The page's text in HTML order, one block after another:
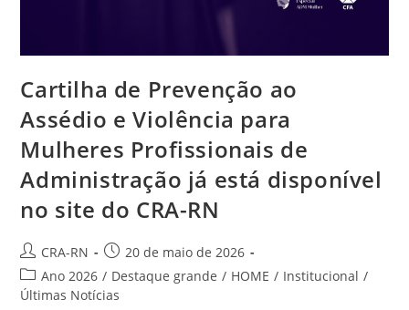
Cartilha de Prevenção ao
Assédio e Violência para
Mulheres Profissionais de
Administração já está disponível
no site do CRA-RN
Autor
do
post:
CRA-RN
Post
publicado:
20 de maio de 2026
Categoria
do
Ano 2026 / Destaque grande / HOME / Institucional /
Últimas Notícias